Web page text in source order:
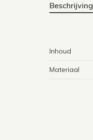
Beschrijving
Inhoud
Materiaal